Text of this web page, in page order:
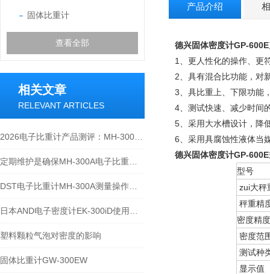
固体比重计
查看全部
相关文章
RELEVANT ARTICLES
塑料颗粒气泡对密度的影响
固体比重计GW-300EW
产品介绍
德兴固体密度计GP-600E
1、更人性化的操作、更
2、具有混合比功能，对
3、具比重上、下限功能
4、测试快速、减少时间
5、采用大水槽设计，降
6、采用具腐蚀性液体当
德兴固体密度计GP-600E
型号
zui大秤
秤重精
密度精度
密度范
测试种
显示值